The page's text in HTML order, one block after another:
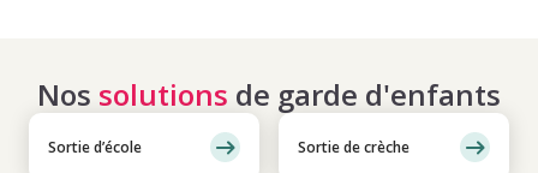
Nos solutions de garde d'enfants
Sortie d’école Sortie de crèche